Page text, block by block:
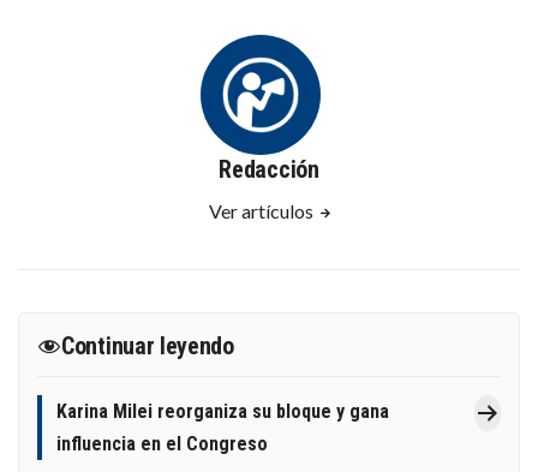
Redacción
Ver artículos
Continuar leyendo
Karina Milei reorganiza su bloque y gana
influencia en el Congreso